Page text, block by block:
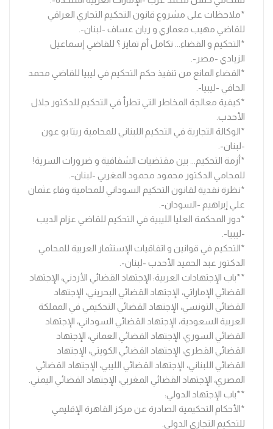
*ملاحظات على مشروع قانون التحكيم التجاري العراقي
للقاضي مهيب معماري و ريان عساف -لبنان-.
*التحكيم و القضاء... تكامل أم تمايز ؟ للقاضي إسماعيل
الزيادي -مصر-.
*القضاء المانع من تنفيذ حكم التحكيم في ليبيا للقاضي محمد
الحافي -ليبيا-.
*كيفية معالجة المخاطر التي تطرأ في التحكيم للدكتور جلال
الأحدب.
*الوكالة التجارية في التحكيم اللبناني للمحامية ريتا بو عون
-لبنان-.
*أزمة التحكيم... بين مقتضيات الشفافية و ضرورات السرية!
للمحامي الدكتور محمود محمود المغربي -لبنان-.
*نظرة نقدية لقانون التحكيم السوداني للمحامية وفاء عثمان
علي إبراهيم -السودان-.
*دور المحكمة العليا الليبية في التحكيم للقاضي عزام الديب
-ليبيا-.
*التحكيم في قوانين و اتفاقيات الإستثمار العربية للمحامي
الدكتور عبد الحميد الأحدب -لبنان-.
**باب الإجتهادات العربية: الإجتهاد القضائي الأردني، الإجتهاد
القضائي الإماراتي، الإجتهاد القضائي البحريني، الإجتهاد
القضائي التونسي، الإجتهاد القضائي التحكيمي في المملكة
العربية السعودية، الإجتهاد القضائي السوداني، الإجتهاد
القضائي السوري، الإجتهاد القضائي العماني، الإجتهاد
القضائي القطري، الإجتهاد القضائي الكويتي، الإجتهاد
القضائي اللبناني، الإجتهاد القضائي الليبي، الإجتهاد القضائي
المصري، الإجتهاد القضائي المغربي، الإجتهاد القضائي اليمني.
**باب الإجتهاد الدولي:
*الأحكام التحكيمية الصادرة عن مركز القاهرة الإقليمي
للتحكيم التجاري الدولي.